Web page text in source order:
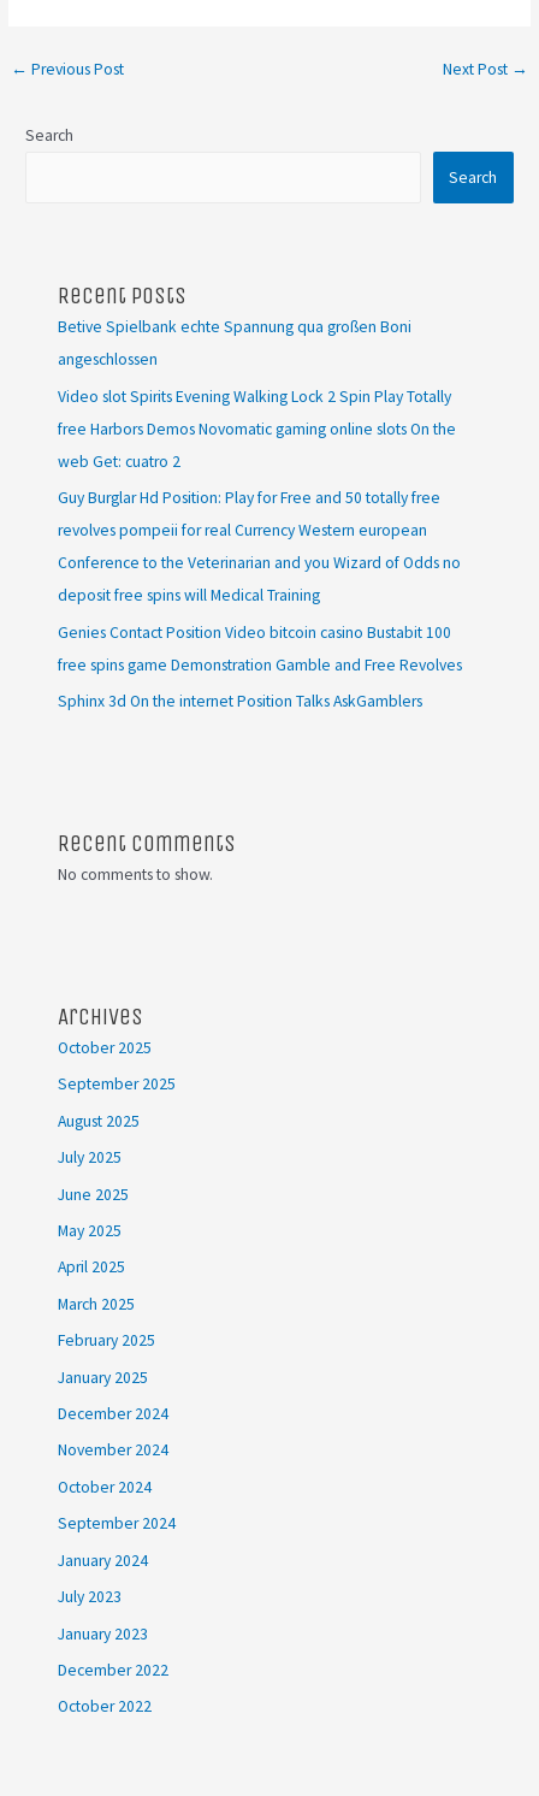
← Previous Post Next Post →
Search
Search
Recent Posts
Betive Spielbank echte Spannung qua großen Boni
angeschlossen
Video slot Spirits Evening Walking Lock 2 Spin Play Totally
free Harbors Demos Novomatic gaming online slots On the
web Get: cuatro 2
Guy Burglar Hd Position: Play for Free and 50 totally free
revolves pompeii for real Currency Western european
Conference to the Veterinarian and you Wizard of Odds no
deposit free spins will Medical Training
Genies Contact Position Video bitcoin casino Bustabit 100
free spins game Demonstration Gamble and Free Revolves
Sphinx 3d On the internet Position Talks AskGamblers
Recent Comments
No comments to show.
Archives
October 2025
September 2025
August 2025
July 2025
June 2025
May 2025
April 2025
March 2025
February 2025
January 2025
December 2024
November 2024
October 2024
September 2024
January 2024
July 2023
January 2023
December 2022
October 2022